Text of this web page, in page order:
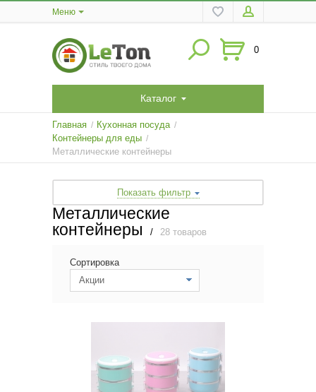
Меню
0
Каталог
Главная / Кухонная посуда /
Контейнеры для еды /
Металлические контейнеры
Показать фильтр
Металлические
контейнеры
/ 28 товаров
Сортировка
Акции